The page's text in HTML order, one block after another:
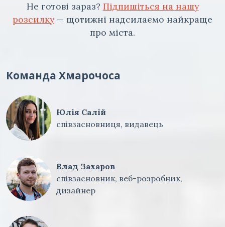
Не готові зараз? Підпишіться на нашу
розсилку— щотижні надсилаємо найкраще
про міста.
Команда Хмарочоса
Юлія Салій
співзасновниця, видавець
Влад Захаров
співзасновник, веб-розробник,
дизайнер